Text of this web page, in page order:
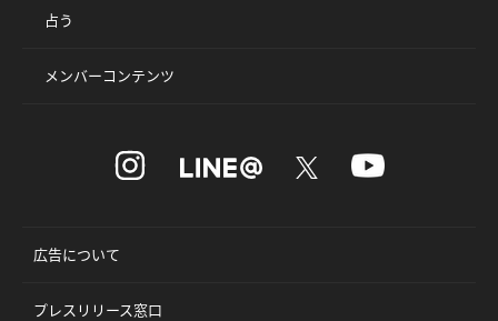
占う
メンバーコンテンツ
広告について
プレスリリース窓口